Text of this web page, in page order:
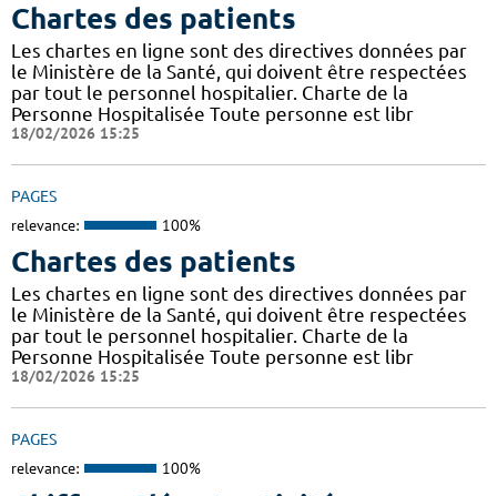
Chartes des patients
Les chartes en ligne sont des directives données par
le Ministère de la Santé, qui doivent être respectées
par tout le personnel hospitalier. Charte de la
Personne Hospitalisée Toute personne est libr
18/02/2026 15:25
PAGES
relevance: 100%
Chartes des patients
Les chartes en ligne sont des directives données par
le Ministère de la Santé, qui doivent être respectées
par tout le personnel hospitalier. Charte de la
Personne Hospitalisée Toute personne est libr
18/02/2026 15:25
PAGES
relevance: 100%